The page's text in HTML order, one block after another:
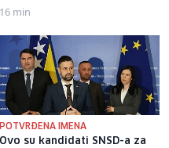
16 min
POTVRĐENA IMENA
Ovo su kandidati SNSD-a za